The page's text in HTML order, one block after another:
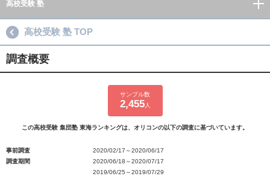
高校受験 塾
高校受験 塾 TOP
調査概要
サンプル数
2,455人
この高校受験 集団塾 東海ランキングは、オリコンの以下の調査に基づいています。
事前調査
2020/02/17～2020/06/17
調査期間
2020/06/18～2020/07/17
2019/06/25～2019/07/29